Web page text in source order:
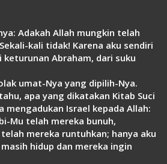
Adakah Allah mungkin telah
kali tidak! Karena aku sendiri
keturunan Abraham, dari suku
umat-Nya yang dipilih-Nya.
apa yang dikatakan Kitab Suci
mengadukan Israel kepada Allah:
Mu telah mereka bunuh,
mereka runtuhkan; hanya aku
hidup dan mereka ingin